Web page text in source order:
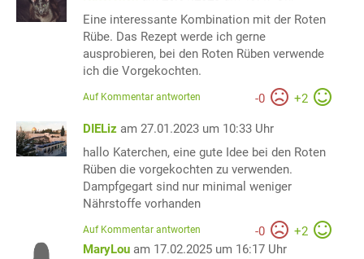
Eine interessante Kombination mit der Roten
Rübe. Das Rezept werde ich gerne
ausprobieren, bei den Roten Rüben verwende
ich die Vorgekochten.
-0 +2
Auf Kommentar antworten
DIELiz am 27.01.2023 um 10:33 Uhr
hallo Katerchen, eine gute Idee bei den Roten
Rüben die vorgekochten zu verwenden.
Dampfgegart sind nur minimal weniger
Nährstoffe vorhanden
-0 +2
Auf Kommentar antworten
MaryLou am 17.02.2025 um 16:17 Uhr